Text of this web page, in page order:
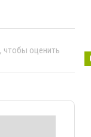
, чтобы оценить